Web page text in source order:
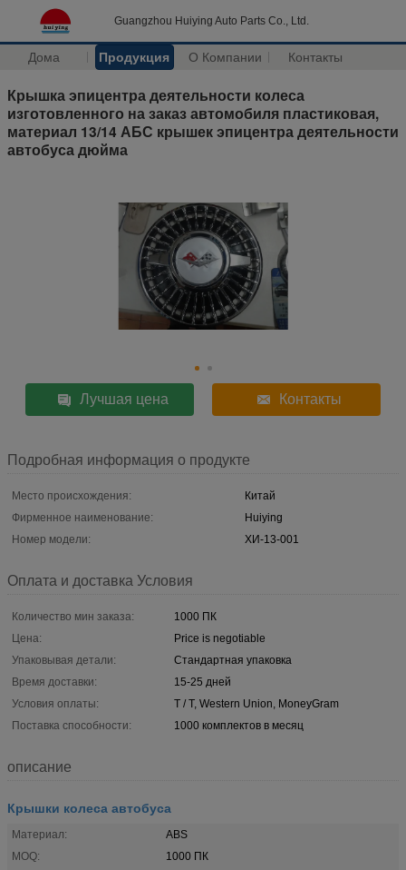
Guangzhou Huiying Auto Parts Co., Ltd.
Дома Продукция О Компании Контакты
Крышка эпицентра деятельности колеса
изготовленного на заказ автомобиля пластиковая,
материал 13/14 АБС крышек эпицентра деятельности
автобуса дюйма
Лучшая цена Контакты
Подробная информация о продукте
Место происхождения:
Китай
Фирменное наименование:
Huiying
Номер модели:
ХИ-13-001
Оплата и доставка Условия
Количество мин заказа:
1000 ПК
Цена:
Price is negotiable
Упаковывая детали:
Стандартная упаковка
Время доставки:
15-25 дней
Условия оплаты:
T / T, Western Union, MoneyGram
Поставка способности:
1000 комплектов в месяц
описание
Крышки колеса автобуса
Материал:
ABS
MOQ:
1000 ПК